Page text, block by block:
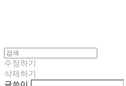
수정하기
삭제하기